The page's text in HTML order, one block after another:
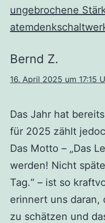
ungebrochene
Bernd Z.
16. April 2025 um 17:15
Das Jahr hat
für 2025 zählt
Das Motto – „Das
werden! Nicht
Tag.“ – ist so
erinnert uns daran,
zu schätzen und